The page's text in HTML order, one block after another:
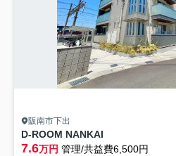
阪南市下出
D-ROOM NANKAI
7.6万円 管理/共益費6,500円